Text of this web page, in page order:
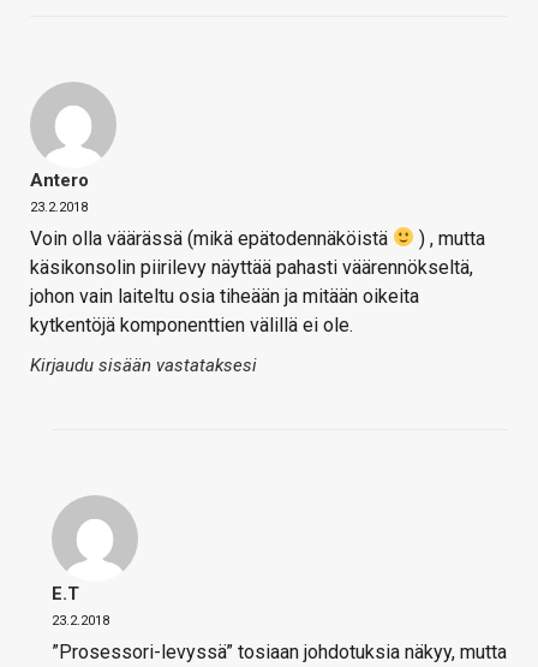
Antero
23.2.2018
Voin olla väärässä (mikä epätodennäköistä
) , mutta
käsikonsolin piirilevy näyttää pahasti väärennökseltä,
johon vain laiteltu osia tiheään ja mitään oikeita
kytkentöjä komponenttien välillä ei ole.
Kirjaudu sisään vastataksesi
E.T
23.2.2018
”Prosessori-levyssä” tosiaan johdotuksia näkyy, mutta